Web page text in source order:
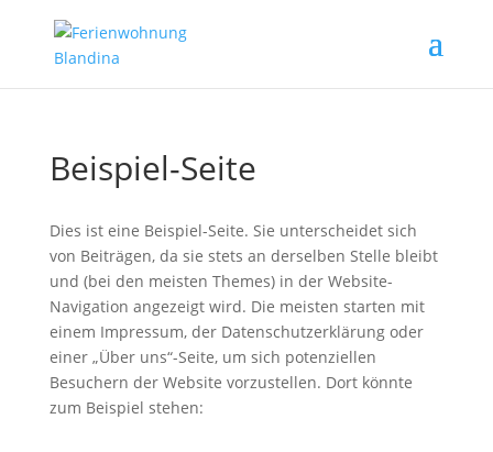
Beispiel-Seite
Dies ist eine Beispiel-Seite. Sie unterscheidet sich
von Beiträgen, da sie stets an derselben Stelle bleibt
und (bei den meisten Themes) in der Website-
Navigation angezeigt wird. Die meisten starten mit
einem Impressum, der Datenschutzerklärung oder
einer „Über uns“-Seite, um sich potenziellen
Besuchern der Website vorzustellen. Dort könnte
zum Beispiel stehen: